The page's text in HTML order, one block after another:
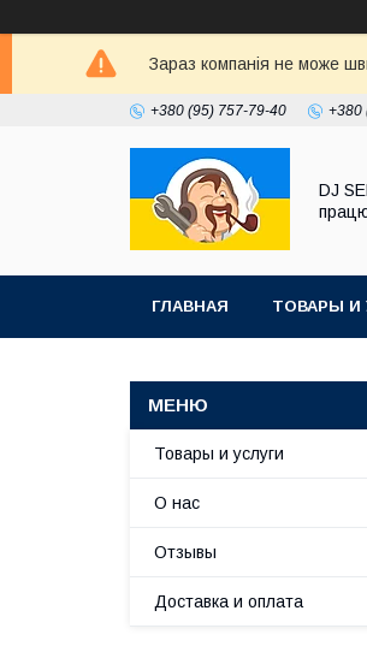
Зараз компанія не може
+380 (95) 757-79-40 +380
DJ
ГЛАВНАЯ ТОВАРЫ И
Товары и услуги
О нас
Отзывы
Доставка и оплата